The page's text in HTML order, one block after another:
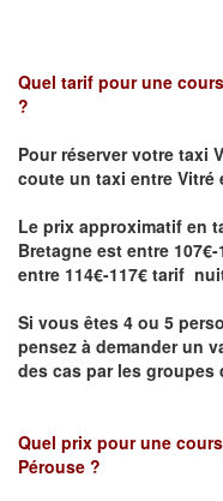
Quel tarif pour une
?
Pour réserver votre taxi
coute un taxi entre Vitré
Le prix approximatif en
Bretagne est entre
entre 114€-117€ tarif
Si vous êtes 4 ou 5
pensez à demander un
des cas par les groupes
Quel prix pour une
Pérouse ?